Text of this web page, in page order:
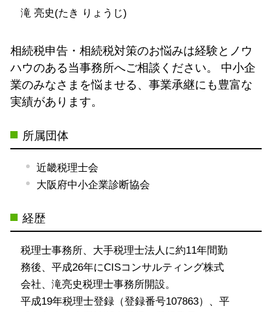
滝 亮史(たき りょうじ)
相続税申告・相続税対策のお悩みは経験とノウ
ハウのある当事務所へご相談ください。
中小企
業のみなさまを悩ませる、事業承継にも豊富な
実績があります。
所属団体
近畿税理士会
大阪府中小企業診断協会
経歴
税理士事務所、大手税理士法人に約11年間勤
務後、平成26年にCISコンサルティング株式
会社、滝亮史税理士事務所開設。
平成19年税理士登録（登録番号107863）、平